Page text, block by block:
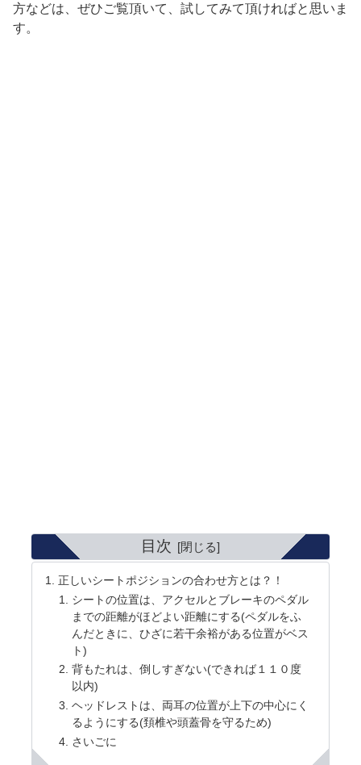
方などは、ぜひご覧頂いて、試してみて頂ければと思いま
す。
目次
正しいシートポジションの合わせ方とは？！
シートの位置は、アクセルとブレーキのペダル
までの距離がほどよい距離にする(ペダルをふ
んだときに、ひざに若干余裕がある位置がベス
ト)
背もたれは、倒しすぎない(できれば１１０度
以内)
ヘッドレストは、両耳の位置が上下の中心にく
るようにする(頚椎や頭蓋骨を守るため)
さいごに